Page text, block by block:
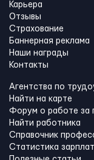
Карьера
Отзывы
Страхование
Баннерная реклама
Наши награды
Контакты
Агентства по
Найти на карте
Форум о работе за
Найти работника
Справочник
Статистика зарплат